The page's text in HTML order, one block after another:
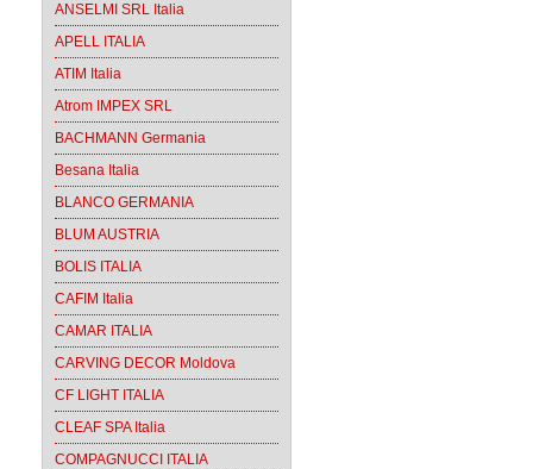
ANSELMI SRL Italia
APELL ITALIA
ATIM Italia
Atrom IMPEX SRL
BACHMANN Germania
Besana Italia
BLANCO GERMANIA
BLUM AUSTRIA
BOLIS ITALIA
CAFIM Italia
CAMAR ITALIA
CARVING DECOR Moldova
CF LIGHT ITALIA
CLEAF SPA Italia
COMPAGNUCCI ITALIA